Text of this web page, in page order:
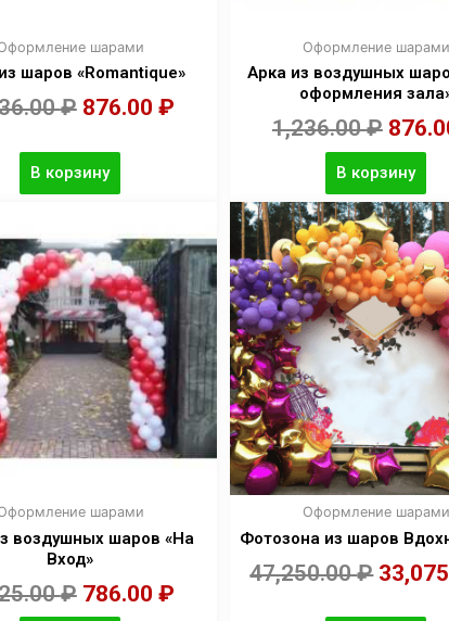
шарами
шаров «Romantique»
₽ 876.00 ₽
В корзину
Оформление шарами
Арка из воздушных
оформления
1,236.00₽
В корзину
шарами
воздушных шаров «На
Вход»
₽ 786.00 ₽
Оформление шарами
Фотозона из шаров
47,250.00₽